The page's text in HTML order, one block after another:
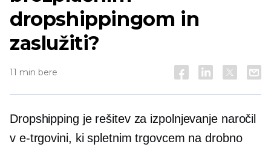
dropshippingom in
zaslužiti?
11 min bere
Dropshipping je rešitev za izpolnjevanje naročil
v e-trgovini, ki spletnim trgovcem na drobno